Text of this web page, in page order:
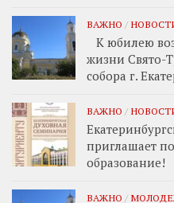
ВАЖНО /
К юбилею
жизни Свято-
собора г.
ВАЖНО /
приглашает
образование!
ВАЖНО /